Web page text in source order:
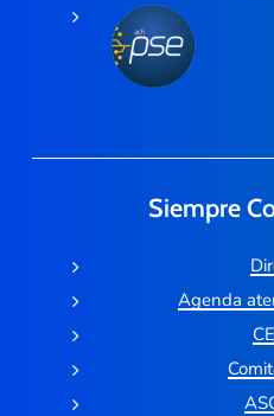
Siempre
Agenda